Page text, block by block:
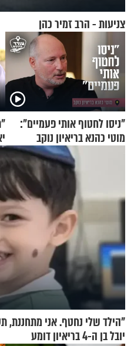
צניעות - הרב זמיר כהן
"ניסו לחטוף אותי פעמיים":
מוטי כהנא בריאיון נוקב
"הילד שלי נחטף. אני מתחננת,
יובל בן ה-4 בריאיון דומע